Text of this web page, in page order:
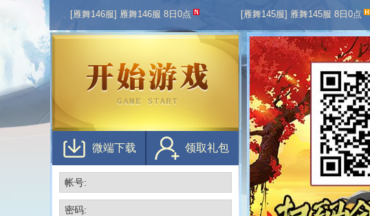
[雁舞146服] 雁舞146服 8日0点 [雁舞145服] 雁舞145服 8日0点
[雁舞143服] 雁舞143服 火爆开启
[雁舞142服] 雁舞142服 火爆
微端下载 领取礼包
帐号:
密码: